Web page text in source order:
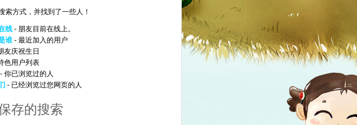
索方式，并找到了一些人！
线 - 朋友目前在线上。
谁 - 最近加入的用户
友庆祝生日
色用户列表
- 你已浏览过的人
- 已经浏览过您网页的人
存的搜索